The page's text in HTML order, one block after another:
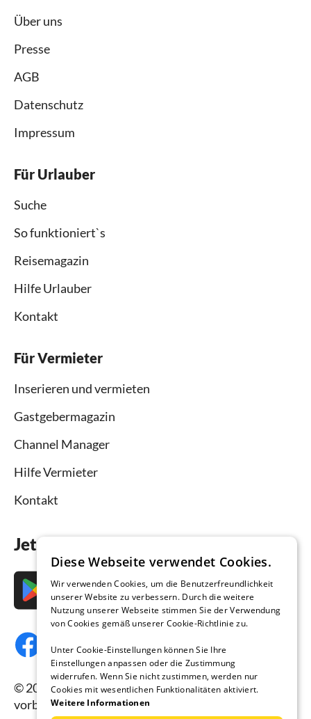
Über uns
Presse
AGB
Datenschutz
Impressum
Für Urlauber
Suche
So funktioniert`s
Reisemagazin
Hilfe Urlauber
Kontakt
Für Vermieter
Inserieren und vermieten
Gastgebermagazin
Channel Manager
Hilfe Vermieter
Kontakt
Jetzt die App downloaden
© 2026 Ferienhausmiete.de, alle Rechte
vorbehalten.
Diese Webseite verwendet Cookies.
Wir verwenden Cookies, um die Benutzerfreundlichkeit
unserer Website zu verbessern. Durch die weitere
Nutzung unserer Webseite stimmen Sie der Verwendung
von Cookies gemäß unserer Cookie-Richtlinie zu.
Unter Cookie-Einstellungen können Sie Ihre
Einstellungen anpassen oder die Zustimmung
widerrufen. Wenn Sie nicht zustimmen, werden nur
Cookies mit wesentlichen Funktionalitäten aktiviert.
Weitere Informationen